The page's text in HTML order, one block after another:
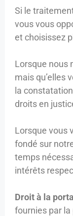
Si le
vous vous
et choisissez
Lorsque nous
mais qu’elles
la
droits en
Lorsque vous
fondé sur
temps
intérêts
Droit à la
fournies par la